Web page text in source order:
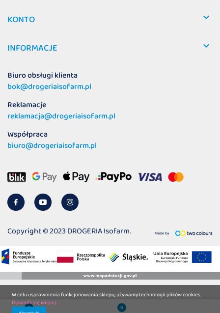
0 0
KONTO 
INFORMACJE 
Biuro obsługi klienta
bok@drogeriaisofarm.pl
Reklamacje
reklamacja@drogeriaisofarm.pl
Współpraca
biuro@drogeriaisofarm.pl
Copyright © 2023 DROGERIA Isofarm.
W celu usprawnienia funkcjonowania sklepu, używamy technologii plików cookies.
Dowiedz się więcej.